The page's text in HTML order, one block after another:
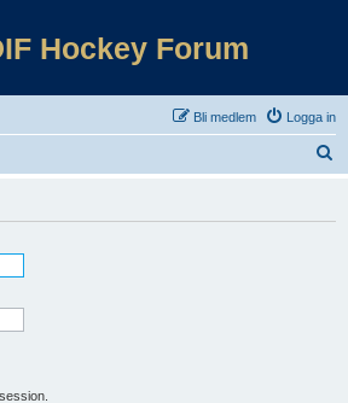
Hockey Forum
Logga in
Bli medlem